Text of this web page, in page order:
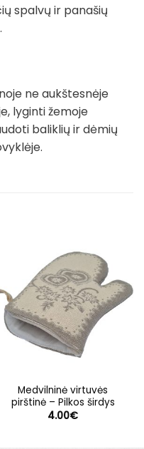
spalvų ir panašių
ne aukštesnėje
lyginti žemoje
baliklių ir dėmių
Medvilninė virtuvės
pirštinė – Pilkos širdys
4.00€